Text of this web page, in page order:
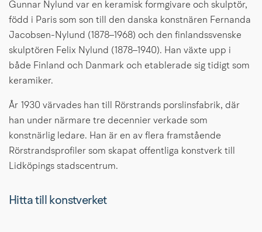
Gunnar Nylund var en keramisk formgivare och skulptör,
född i Paris som son till den danska konstnären Fernanda
Jacobsen-Nylund (1878–1968) och den finlandssvenske
skulptören Felix Nylund (1878–1940). Han växte upp i
både Finland och Danmark och etablerade sig tidigt som
keramiker.
År 1930 värvades han till Rörstrands porslinsfabrik, där
han under närmare tre decennier verkade som
konstnärlig ledare. Han är en av flera framstående
Rörstrandsprofiler som skapat offentliga konstverk till
Lidköpings stadscentrum.
Hitta till konstverket